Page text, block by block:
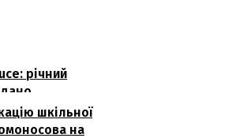
річний
шкільної
на